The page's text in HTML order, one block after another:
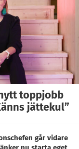
toppjobb
jättekul”
går vidare